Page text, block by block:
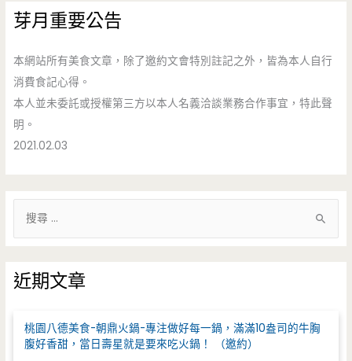
芽月重要公告
本網站所有美食文章，除了邀約文會特別註記之外，皆為本人自行
消費食記心得。
本人並未委託或授權第三方以本人名義洽談業務合作事宜，特此聲
明。
2021.02.03
鍵
字
近期文章
桃園八德美食-朝鼎火鍋-專注做好每一鍋，滿滿10盎司的牛胸
腹好香甜，當日壽星就是要來吃火鍋！ （邀約）